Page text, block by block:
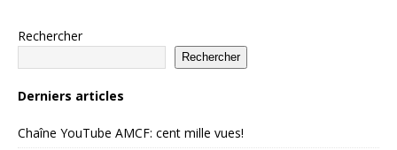
Rechercher
Rechercher
Derniers articles
Chaîne YouTube AMCF: cent mille vues!